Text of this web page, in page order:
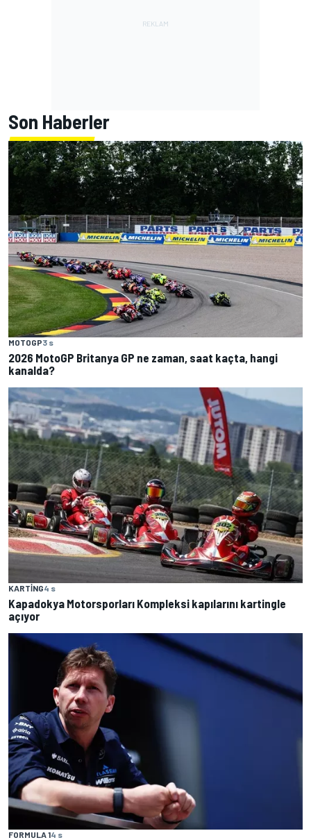
Son Haberler
MOTOGP3 s
2026 MotoGP Britanya GP ne zaman, saat kaçta, hangi
kanalda?
KARTING4 s
Kapadokya Motorsporları Kompleksi kapılarını kartingle
açıyor
FORMULA 14 s